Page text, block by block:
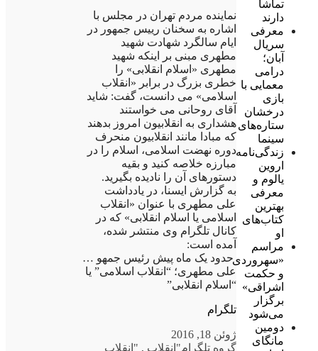
تماشا
دارند
معرفی
سریال
آبان؛
درامی
معمایی با
بازی
درخشان
ستاره‌های
سینما
زندگی‌نامه
اروین
یالوم و
معرفی
بهترین
کتاب‌های
او
مراسم
«سهروردی
و حکمت
اشراقی»
برگزار
می‌شود
دومین
مانگای
نماینده مردم تهران در مجلس با
اشاره به سخنان رییس جمهور در
ایام سالگرد شهادت شهید
مطهری مبنی بر اینکه شهید
مطهری «اسلام انقلابی» را
خطری بزرگ در برابر «انقلاب
اسلامی» می دانست، گفت: شاید
آقای روحانی می خواستند
هشداری به انقلابیون امروز بدهند
که مبادا مانند انقلابیون منحرف
دوره نهضت اسلامی، اسلام را در
مبارزه خلاصه کنید و بقیه
دستورهای آن را نادیده بگیرید.
به گزارش ایسنا، در یادداشت
علی مطهری با عنوان «انقلاب
اسلامی یا اسلام انقلابی» که در
کانال تلگرام وی منتشر شده،
آمده است:
حدود یک ماه پیش رئیس جمهو …
علی مطهرى؛ “انقلاب اسلامی” یا
“اسلام انقلابی”
تلگرام
ژوئن 18, 2016
گروه تلگرام"انقلاب , "انقلاب